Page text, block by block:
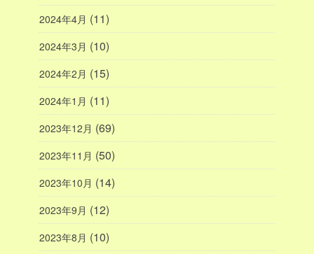
2024年4月 (11)
2024年3月 (10)
2024年2月 (15)
2024年1月 (11)
2023年12月 (69)
2023年11月 (50)
2023年10月 (14)
2023年9月 (12)
2023年8月 (10)